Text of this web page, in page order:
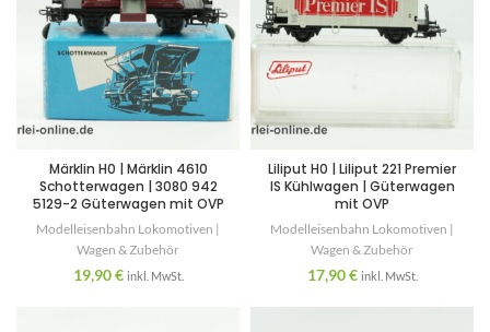
Märklin H0 | Märklin 4610
Schotterwagen | 3080 942
5129-2 Güterwagen mit OVP
Modelleisenbahn Lokomotiven |
Wagen & Zubehör
19,90€ inkl. MwSt.
Liliput H0 | Liliput 221 Premier
IS Kühlwagen | Güterwagen
mit OVP
Modelleisenbahn Lokomotiven |
Wagen & Zubehör
17,90€ inkl. MwSt.